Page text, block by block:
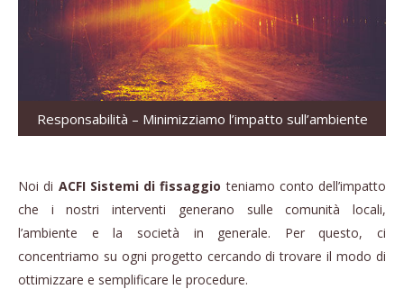
Responsabilità – Minimizziamo l’impatto sull’ambiente
Noi di ACFI Sistemi di fissaggio teniamo conto dell’impatto
che i nostri interventi generano sulle comunità locali,
l’ambiente e la società in generale. Per questo, ci
concentriamo su ogni progetto cercando di trovare il modo di
ottimizzare e semplificare le procedure.